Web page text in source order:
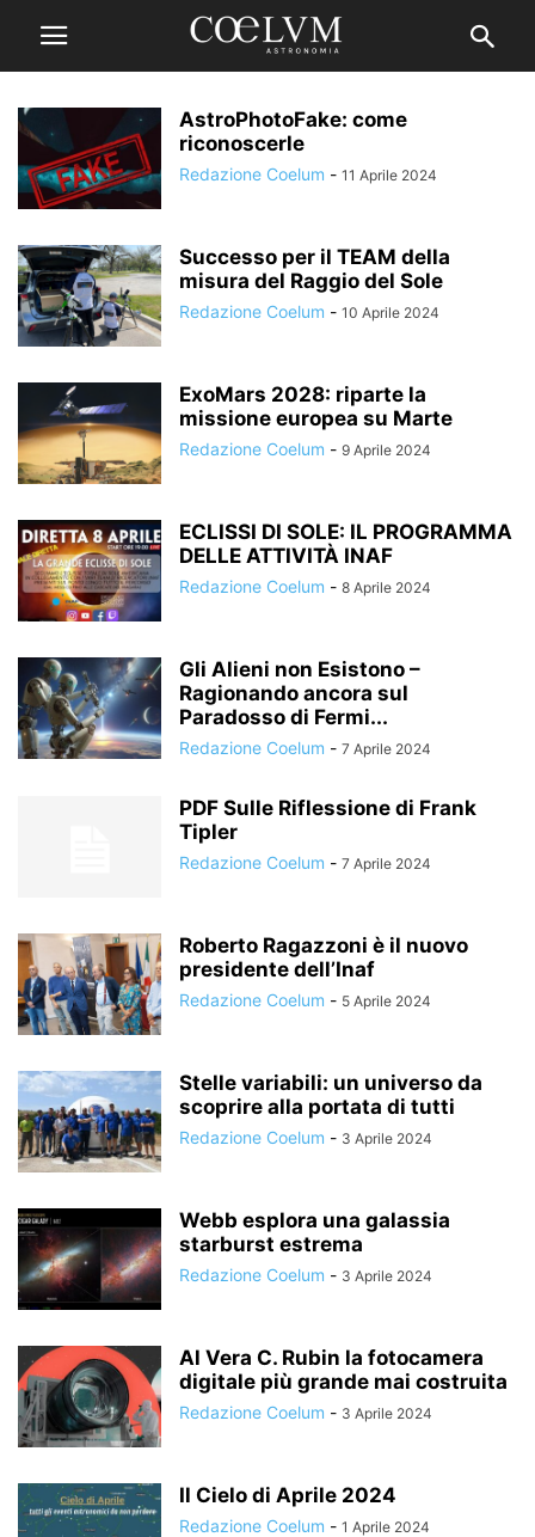
AstroPhotoFake: come
riconoscerle
Redazione Coelum - 11 Aprile 2024
Successo per il TEAM della
misura del Raggio del Sole
Redazione Coelum - 10 Aprile 2024
ExoMars 2028: riparte la
missione europea su Marte
Redazione Coelum - 9 Aprile 2024
ECLISSI DI SOLE: IL PROGRAMMA
DELLE ATTIVITÀ INAF
Redazione Coelum - 8 Aprile 2024
Gli Alieni non Esistono –
Ragionando ancora sul
Paradosso di Fermi...
Redazione Coelum - 7 Aprile 2024
PDF Sulle Riflessione di Frank
Tipler
Redazione Coelum - 7 Aprile 2024
Roberto Ragazzoni è il nuovo
presidente dell’Inaf
Redazione Coelum - 5 Aprile 2024
Stelle variabili: un universo da
scoprire alla portata di tutti
Redazione Coelum - 3 Aprile 2024
Webb esplora una galassia
starburst estrema
Redazione Coelum - 3 Aprile 2024
Al Vera C. Rubin la fotocamera
digitale più grande mai costruita
Redazione Coelum - 3 Aprile 2024
Il Cielo di Aprile 2024
Redazione Coelum - 1 Aprile 2024